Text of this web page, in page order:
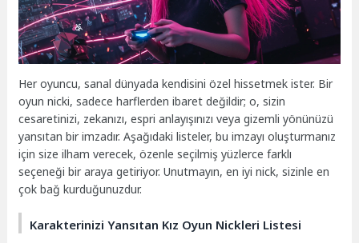
Her oyuncu, sanal dünyada kendisini özel hissetmek ister. Bir
oyun nicki, sadece harflerden ibaret değildir; o, sizin
cesaretinizi, zekanızı, espri anlayışınızı veya gizemli yönünüzü
yansıtan bir imzadır. Aşağıdaki listeler, bu imzayı oluşturmanız
için size ilham verecek, özenle seçilmiş yüzlerce farklı
seçeneği bir araya getiriyor. Unutmayın, en iyi nick, sizinle en
çok bağ kurduğunuzdur.
Karakterinizi Yansıtan Kız Oyun Nickleri Listesi